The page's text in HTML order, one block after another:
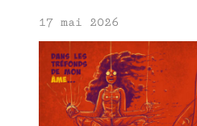
17 mai 2026